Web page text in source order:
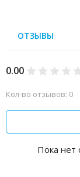
ОТЗЫВЫ
0.00
Кол-во отзывов: 0
Пока нет